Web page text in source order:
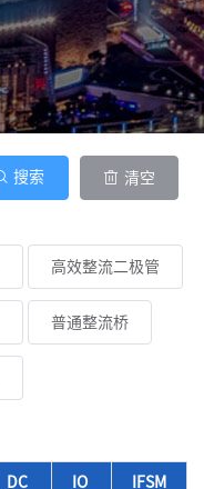
搜索 清空
高效整流二极管
普通整流桥
DC IO IFSM